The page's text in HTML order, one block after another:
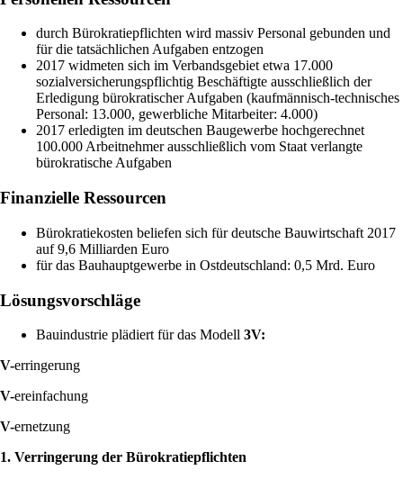
durch Bürokratiepflichten wird massiv Personal gebunden und
für die tatsächlichen Aufgaben entzogen
2017 widmeten sich im Verbandsgebiet etwa 17.000
sozialversicherungspflichtig Beschäftigte ausschließlich der
Erledigung bürokratischer Aufgaben (kaufmännisch-technisches
Personal: 13.000, gewerbliche Mitarbeiter: 4.000)
2017 erledigten im deutschen Baugewerbe hochgerechnet
100.000 Arbeitnehmer ausschließlich vom Staat verlangte
bürokratische Aufgaben
Finanzielle Ressourcen
Bürokratiekosten beliefen sich für deutsche Bauwirtschaft 2017
auf 9,6 Milliarden Euro
für das Bauhauptgewerbe in Ostdeutschland: 0,5 Mrd. Euro
Lösungsvorschläge
Bauindustrie plädiert für das Modell 3V:
V-erringerung
V-ereinfachung
V-ernetzung
1. Verringerung der Bürokratiepflichten